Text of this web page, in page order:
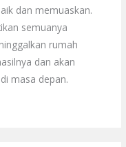
dan memuaskan.
semuanya
rumah
dan akan
masa depan.